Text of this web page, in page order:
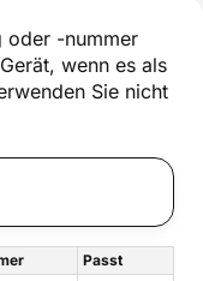
oder -nummer
wenn es als
Sie nicht
Passt